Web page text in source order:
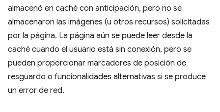
almacenó en caché con anticipación, pero no se
almacenaron las imágenes (u otros recursos) solicitadas
por la página. La página aún se puede leer desde la
caché cuando el usuario está sin conexión, pero se
pueden proporcionar marcadores de posición de
resguardo o funcionalidades alternativas si se produce
un error de red.